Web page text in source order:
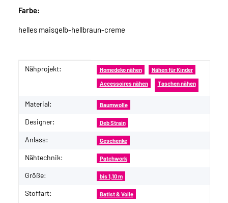
Farbe:
helles maisgelb-hellbraun-creme
Produkteigenschaft
Wert
Nähprojekt: Homedeko nähen Nähen für Kinder
Accessoires nähen Taschen nähen
Material: Baumwolle
Designer: Deb Strain
Anlass: Geschenke
Nähtechnik: Patchwork
Größe: bis 1,10 m
Stoffart: Batist & Voile